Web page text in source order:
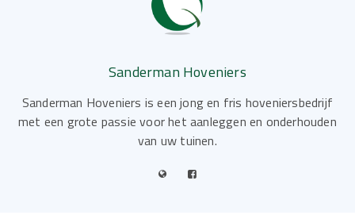
Sanderman Hoveniers
Sanderman Hoveniers is een jong en fris hoveniersbedrijf
met een grote passie voor het aanleggen en onderhouden
van uw tuinen.